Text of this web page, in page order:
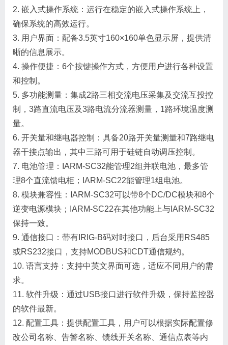
2. 嵌入式操作系统：运行在稳定的嵌入式操作系统上，
确保系统的高效运行。
3. 用户界面：配备3.5英寸160×160单色显示屏，提供清
晰的信息展示。
4. 操作便捷：6个按键操作方式，方便用户进行各种设置
和控制。
5. 多功能测量：集成2路三相交流电压采集及交流互投控
制，3路直流电压及3路电流分流器测量，1路环境温度测
量。
6. 开关量和继电器控制：具备20路开关量测量和7路继电
器干接点输出，其中三路可用于硅链自动调压控制。
7. 电池管理：IARM-SC32能管理2组并联电池，最多管
理8个直流馈电柜；IARM-SC22能管理1组电池。
8. 模块兼容性：IARM-SC32可以带8个DC/DC模块和8个
逆变电源模块；IARM-SC22在其他功能上与IARM-SC32
保持一致。
9. 通信接口：带有IRIG-B码对时接口，后台采用RS485
或RS232接口，支持MODBUS和CDT通信规约。
10. 语言支持：支持中英文界面可选，适应不同用户的需
求。
11. 软件升级：通过USB接口进行软件升级，保持监控器
的软件最新。
12. 配置工具：提供配置工具，用户可以根据实际配置修
改公司名称、告警名称、馈线开关名称、通信点表等内